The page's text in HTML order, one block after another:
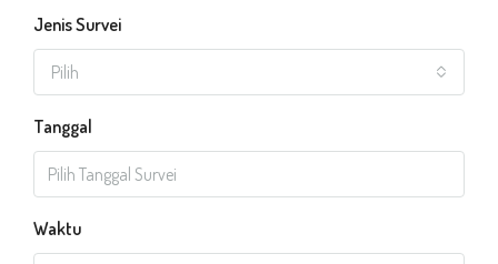
Jenis Survei
Pilih
Tanggal
Waktu